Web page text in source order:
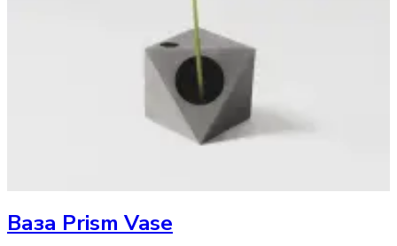
Ваза Prism Vase